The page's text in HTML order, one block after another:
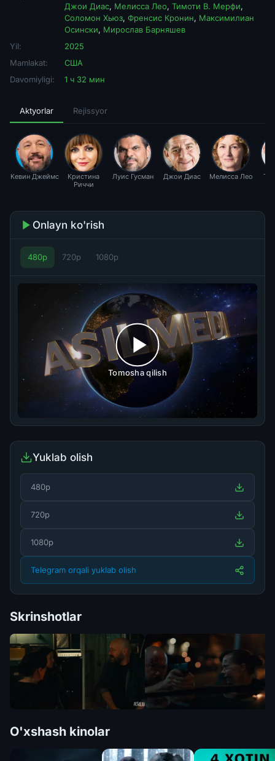
Джои Диас, Мелисса Лео, Тимоти В. Мерфи,
Соломон Хьюз, Френсис Кронин, Максимилиан
Осински, Мирослав Барняшев
Yil:
2025
Mamlakat:
США
Davomiyligi:
1 ч 32 мин
Aktyorlar Rejissyor
Кевин Джеймс
Кристина
Риччи
Луис Гусман Джои Диас Мелисса Лео
Onlayn ko'rish
480p 720p 1080p
Tomosha qilish
Yuklab olish
480p
720p
1080p
Telegram orqali yuklab olish
Skrinshotlar
O'xshash kinolar